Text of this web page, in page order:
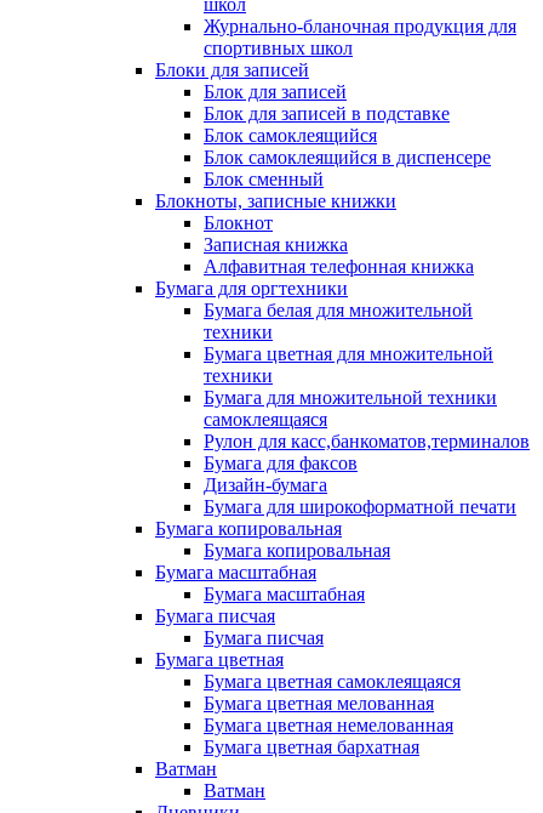
школ
Журнально-бланочная продукция для
спортивных школ
Блоки для записей
Блок для записей
Блок для записей в подставке
Блок самоклеящийся
Блок самоклеящийся в диспенсере
Блок сменный
Блокноты, записные книжки
Блокнот
Записная книжка
Алфавитная телефонная книжка
Бумага для оргтехники
Бумага белая для множительной
техники
Бумага цветная для множительной
техники
Бумага для множительной техники
самоклеящаяся
Рулон для касс,банкоматов,терминалов
Бумага для факсов
Дизайн-бумага
Бумага для широкоформатной печати
Бумага копировальная
Бумага копировальная
Бумага масштабная
Бумага масштабная
Бумага писчая
Бумага писчая
Бумага цветная
Бумага цветная самоклеящаяся
Бумага цветная мелованная
Бумага цветная немелованная
Бумага цветная бархатная
Ватман
Ватман